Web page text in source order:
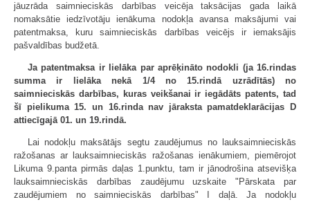
jāuzrāda saimnieciskās darbības veicēja taksācijas gada laikā
nomaksātie iedzīvotāju ienākuma nodokļa avansa maksājumi vai
patentmaksa, kuru saimnieciskās darbības veicējs ir iemaksājis
pašvaldības budžetā.
Ja patentmaksa ir lielāka par aprēķināto nodokli (ja 16.rindas
summa ir lielāka nekā 1/4 no 15.rindā uzrādītās) no
saimnieciskās darbības, kuras veikšanai ir iegādāts patents, tad
šī pielikuma 15. un 16.rinda nav jāraksta pamatdeklarācijas D
attiecīgajā 01. un 19.rindā.
Lai nodokļu maksātājs segtu zaudējumus no lauksaimnieciskās
ražošanas ar lauksaimnieciskās ražošanas ienākumiem, piemērojot
Likuma 9.panta pirmās daļas 1.punktu, tam ir jānodrošina atsevišķa
lauksaimnieciskās darbības zaudējumu uzskaite "Pārskata par
zaudējumiem no saimnieciskās darbības" I daļā. Ja nodokļu